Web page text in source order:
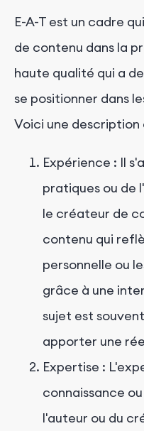
E-A-T est un cadre
de contenu dans la
haute qualité qui a
se positionner dans
Voici une
Expérience : Il
pratiques ou de
le créateur de
contenu qui
personnelle ou
grâce à une
sujet est
apporter une
Expertise :
connaissance
l'auteur ou du